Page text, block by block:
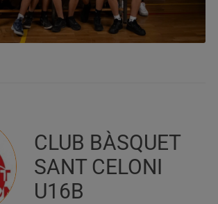
CLUB BÀSQUET
SANT CELONI
U16B